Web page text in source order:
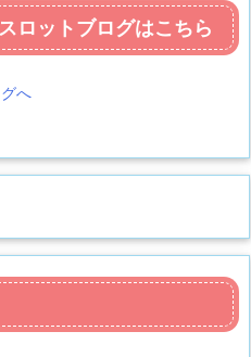
ロットブログはこちら